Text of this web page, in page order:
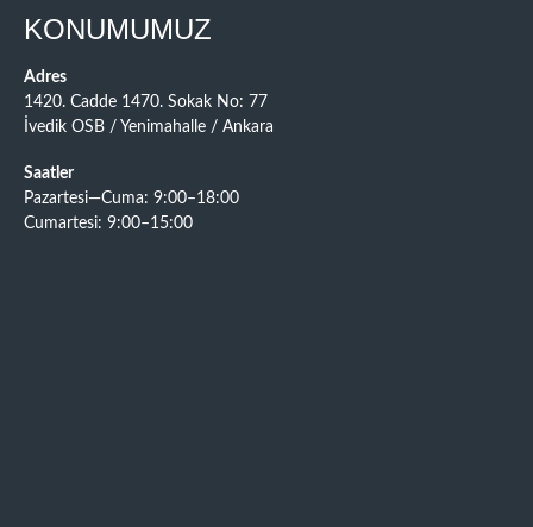
KONUMUMUZ
Adres
1420. Cadde 1470. Sokak No: 77
İvedik OSB / Yenimahalle / Ankara
Saatler
Pazartesi—Cuma: 9:00–18:00
Cumartesi: 9:00–15:00